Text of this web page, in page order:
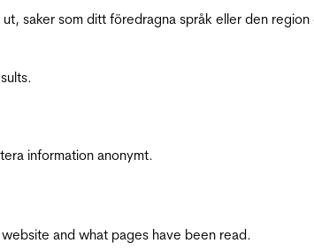
saker som ditt föredragna språk eller den
information anonymt.
and what pages have been read.